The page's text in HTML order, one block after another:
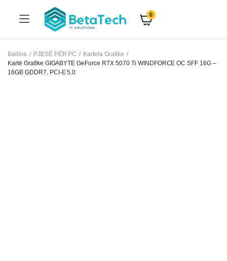
0
Ballina PJESË PËR PC
Kartela Grafike
Kartë Grafike GIGABYTE GeForce RTX 5070 Ti WINDFORCE OC SFF 16G –
16GB GDDR7, PCI-E 5.0